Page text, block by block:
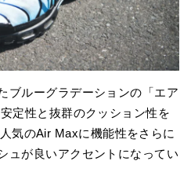
ブルーグラデーションの「エア
定性と抜群のクッション性を
気のAir Maxに機能性をさらに
ュが良いアクセントになってい